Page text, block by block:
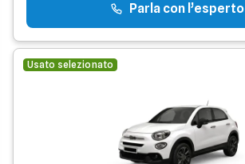
Parla con l’esperto
Usato selezionato